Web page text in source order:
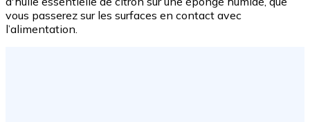
vous passerez sur les surfaces en contact avec
l’alimentation.